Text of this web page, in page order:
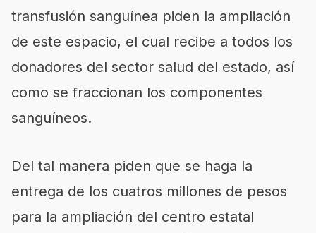
transfusión sanguínea piden la ampliación
de este espacio, el cual recibe a todos los
donadores del sector salud del estado, así
como se fraccionan los componentes
sanguíneos.
Del tal manera piden que se haga la
entrega de los cuatros millones de pesos
para la ampliación del centro estatal